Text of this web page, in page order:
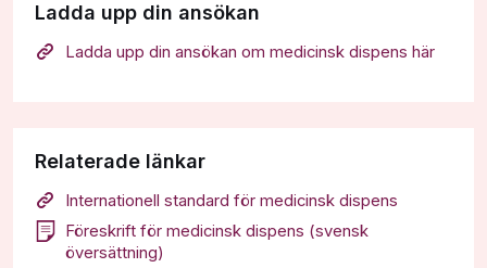
Ladda upp din ansökan
Ladda upp din ansökan om medicinsk dispens här
Relaterade länkar
Internationell standard för medicinsk dispens
Föreskrift för medicinsk dispens (svensk
översättning)